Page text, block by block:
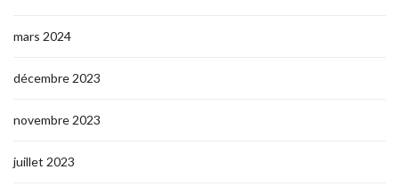
mars 2024
décembre 2023
novembre 2023
juillet 2023